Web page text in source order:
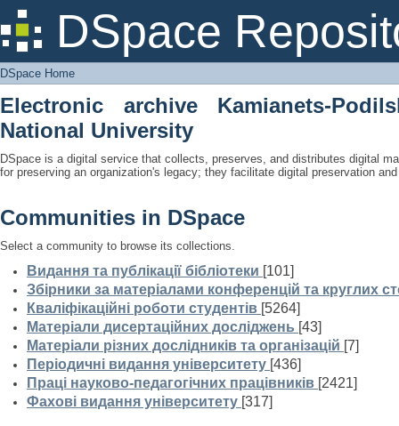
DSpace
DSpace Home
DSpace Home
Electronic archive Kamianets-
National University
DSpace is a digital service that collects, preserves, and distributes digital
for preserving an organization's legacy; they facilitate digital preservation
Communities in DSpace
Select a community to browse its collections.
Видання та публікації бібліотеки [101]
Збірники за матеріалами конференцій та круглих
Кваліфікаційні роботи студентів [5264]
Матеріали дисертаційних досліджень [43]
Матеріали різних дослідників та організацій [7]
Періодичні видання університету [436]
Праці науково-педагогічних працівників [2421]
Фахові видання університету [317]